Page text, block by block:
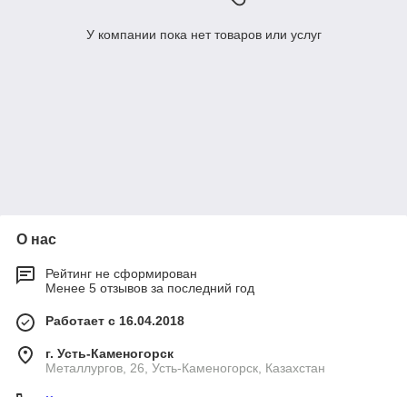
У компании пока нет товаров или услуг
О нас
Рейтинг не сформирован
Менее 5 отзывов за последний год
Работает с 16.04.2018
г. Усть-Каменогорск
Металлургов, 26, Усть-Каменогорск, Казахстан